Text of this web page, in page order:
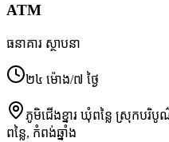
ATM
ធនាគារ ស្ថាបនា
២៤ ម៉ោង/៧ ថ្ងៃ
ភូមិជើងខ្នារ ឃុំពន្លៃ ស្រុកបរិបូ
ពន្លៃ, កំពង់ឆ្នាំង